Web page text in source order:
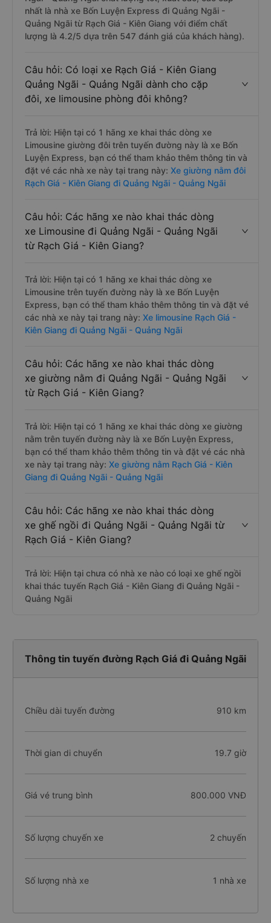
nhất là nhà xe Bốn Luyện Express đi Quảng Ngãi -
Quảng Ngãi từ Rạch Giá - Kiên Giang với điểm chất
lượng là 4.2/5 dựa trên 547 đánh giá của khách hàng).
Câu hỏi: Có loại xe Rạch Giá - Kiên Giang
Quảng Ngãi - Quảng Ngãi dành cho cặp
đôi, xe limousine phòng đôi không?
Trả lời: Hiện tại có 1 hãng xe khai thác dòng xe
Limousine giường đôi trên tuyến đường này là xe Bốn
Luyện Express, bạn có thể tham khảo thêm thông tin và
đặt vé các nhà xe này tại trang này: Xe giường nằm đôi
Rạch Giá - Kiên Giang đi Quảng Ngãi - Quảng Ngãi
Câu hỏi: Các hãng xe nào khai thác dòng
xe Limousine đi Quảng Ngãi - Quảng Ngãi
từ Rạch Giá - Kiên Giang?
Trả lời: Hiện tại có 1 hãng xe khai thác dòng xe
Limousine trên tuyến đường này là xe Bốn Luyện
Express, bạn có thể tham khảo thêm thông tin và đặt vé
các nhà xe này tại trang này: Xe limousine Rạch Giá -
Kiên Giang đi Quảng Ngãi - Quảng Ngãi
Câu hỏi: Các hãng xe nào khai thác dòng
xe giường nằm đi Quảng Ngãi - Quảng Ngãi
từ Rạch Giá - Kiên Giang?
Trả lời: Hiện tại có 1 hãng xe khai thác dòng xe giường
nằm trên tuyến đường này là xe Bốn Luyện Express,
bạn có thể tham khảo thêm thông tin và đặt vé các nhà
xe này tại trang này: Xe giường nằm Rạch Giá - Kiên
Giang đi Quảng Ngãi - Quảng Ngãi
Câu hỏi: Các hãng xe nào khai thác dòng
xe ghế ngồi đi Quảng Ngãi - Quảng Ngãi từ
Rạch Giá - Kiên Giang?
Trả lời: Hiện tại chưa có nhà xe nào có loại xe ghế ngồi
khai thác tuyến Rạch Giá - Kiên Giang đi Quảng Ngãi -
Quảng Ngãi
Thông tin tuyến đường Rạch Giá đi Quảng Ngãi
Chiều dài tuyến đường 910 km
Thời gian di chuyển 19.7 giờ
Giá vé trung bình 800.000 VNĐ
Số lượng chuyến xe 2 chuyến
Số lượng nhà xe 1 nhà xe